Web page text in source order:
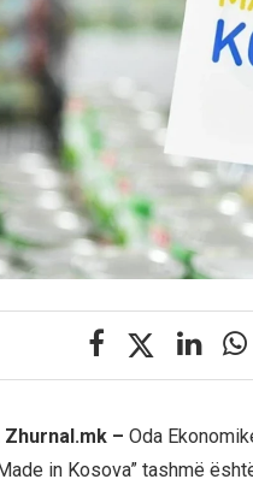
– Oda
in Kosova” tashmë